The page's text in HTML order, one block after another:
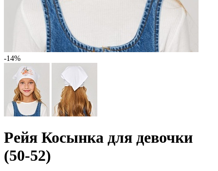
-14%
Рейя Косынка для девочки
(50-52)